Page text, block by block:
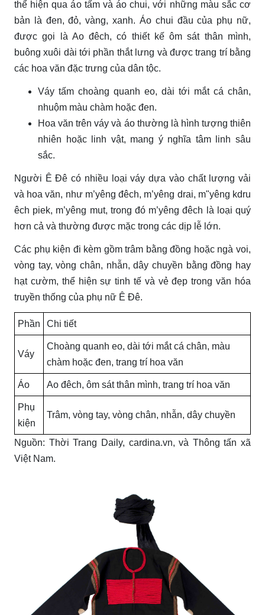
thể hiện qua áo tấm và áo chui, với những màu sắc cơ
bản là đen, đỏ, vàng, xanh. Áo chui đầu của phụ nữ,
được gọi là Ao đêch, có thiết kế ôm sát thân mình,
buông xuôi dài tới phần thắt lưng và được trang trí bằng
các hoa văn đặc trưng của dân tộc.
Váy tấm choàng quanh eo, dài tới mắt cá chân,
nhuộm màu chàm hoặc đen.
Hoa văn trên váy và áo thường là hình tượng thiên
nhiên hoặc linh vật, mang ý nghĩa tâm linh sâu
sắc.
Người Ê Đê có nhiều loại váy dựa vào chất lượng vải
và hoa văn, như m’yêng đêch, m’yêng drai, m"yêng kdru
êch piek, m’yêng mut, trong đó m’yêng đêch là loại quý
hơn cả và thường được mặc trong các dịp lễ lớn.
Các phụ kiện đi kèm gồm trâm bằng đồng hoặc ngà voi,
vòng tay, vòng chân, nhẫn, dây chuyền bằng đồng hay
hạt cườm, thể hiện sự tinh tế và vẻ đẹp trong văn hóa
truyền thống của phụ nữ Ê Đê.
Phần Chi tiết
Váy
Choàng quanh eo, dài tới mắt cá chân, màu
chàm hoặc đen, trang trí hoa văn
Áo Ao đêch, ôm sát thân mình, trang trí hoa văn
Phụ
kiện
Trâm, vòng tay, vòng chân, nhẫn, dây chuyền
Nguồn: Thời Trang Daily, cardina.vn, và Thông tấn xã
Việt Nam.